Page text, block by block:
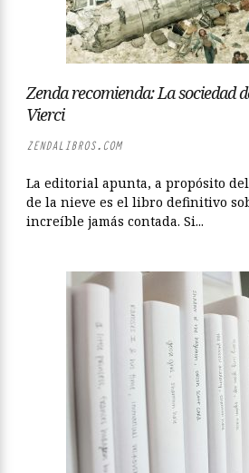
Zenda recomienda: La sociedad
Vierci
ZENDALIBROS.COM
La editorial apunta, a propósito
de la nieve es el libro definitivo
increíble jamás contada. Si...